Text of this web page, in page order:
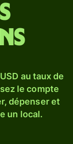
au taux de
le compte
dépenser et
un local.